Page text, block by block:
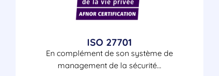
ISO 27701
En complément de son système de
management de la sécurité...